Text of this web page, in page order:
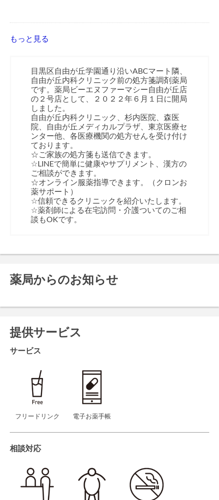
もっと見る
目黒区自由が丘学園通り沿いABCマート隣、
自由が丘内科クリニック前の処方箋調剤薬局
です。薬局ビーエヌファーマシー自由が丘店
の２号店として、２０２２年６月１日に開局
しました。
自由が丘内科クリニック、杉内医院、森医
院、自由が丘メディカルプラザ、東京医療セ
ンター他、各医療機関の処方せんを受け付け
ております。
☆ご家族の処方箋も送信できます。
☆LINEで簡単に健康やサプリメント、漢方の
ご相談ができます。
☆オンライン服薬指導できます。（クロンお
薬サポート）
☆信頼できるクリニックを紹介いたします。
☆薬剤師による在宅訪問・介護ついてのご相
談もOKです。
薬局からのお知らせ
提供サービス
サービス
フリードリンク 電子お薬手帳
相談対応